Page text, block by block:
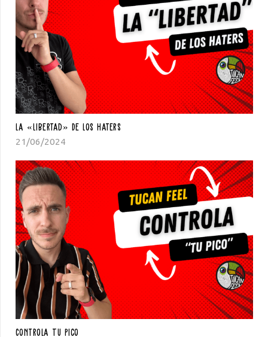
La «libertad» De Los Haters
21/06/2024
Controla Tu Pico